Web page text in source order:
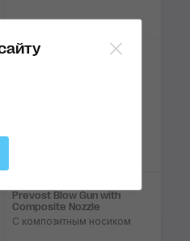
990 ₴
Продано
Prevost Blow Gun with
Composite Nozzle
С композитным носиком